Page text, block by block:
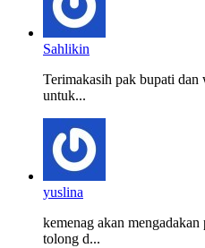
Sahlikin
Terimakasih pak bupati
untuk...
yuslina
kemenag akan
tolong d...